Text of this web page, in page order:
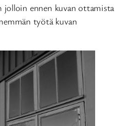
jolloin ennen kuvan ottamista
työtä kuvan